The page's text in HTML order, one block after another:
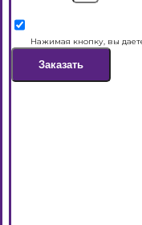
Нажимая кнопку, вы
Заказать